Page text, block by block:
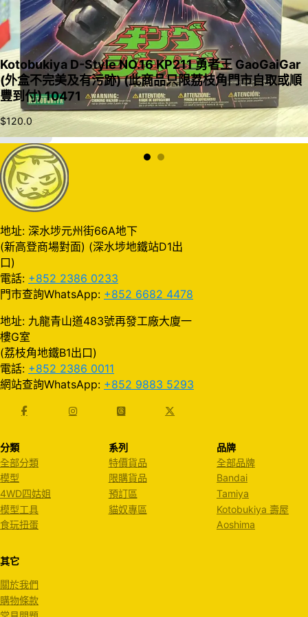
入購物車
Kotobukiya D-Style NO.16 KP211 勇者王 GaoGaiGar
(外盒不完美及有污跡) (此商品只限荔枝角門市自取或順
豐到付) 10471
$120.0
地址: 深水埗元州街66A地下
(新高登商場對面) (深水埗地鐵站D1出
口)
電話: +852 2386 0233
門市查詢WhatsApp: +852 6682 4478
地址: 九龍青山道483號再發工廠大廈一
樓G室
(荔枝角地鐵B1出口)
電話: +852 2386 0011
網站查詢WhatsApp: +852 9883 5293
分類
全部分類
模型
4WD四姑姐
模型工具
食玩扭蛋
系列
特價貨品
限購貨品
預訂區
貓奴專區
品牌
全部品牌
Bandai
Tamiya
Kotobukiya 壽屋
Aoshima
其它
關於我們
購物條款